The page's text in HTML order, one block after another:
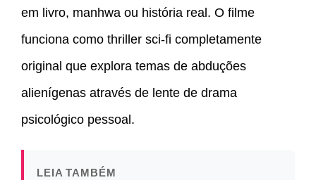
em livro, manhwa ou história real. O filme
funciona como thriller sci-fi completamente
original que explora temas de abduções
alienígenas através de lente de drama
psicológico pessoal.
LEIA TAMBÉM